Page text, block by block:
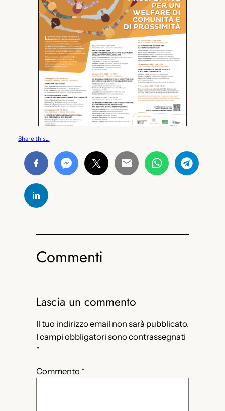
Share this…
Commenti
Lascia un commento
Il tuo indirizzo email non sarà pubblicato.
I campi obbligatori sono contrassegnati
*
Commento *